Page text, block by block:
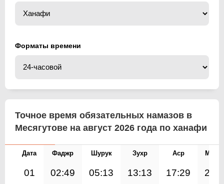
Форматы времени
Точное время обязательных намазов в
Месягутове на август 2026 года по ханафи
Дата Фаджр Шурук Зухр Аср
01 02:49 05:13 13:13 17:29